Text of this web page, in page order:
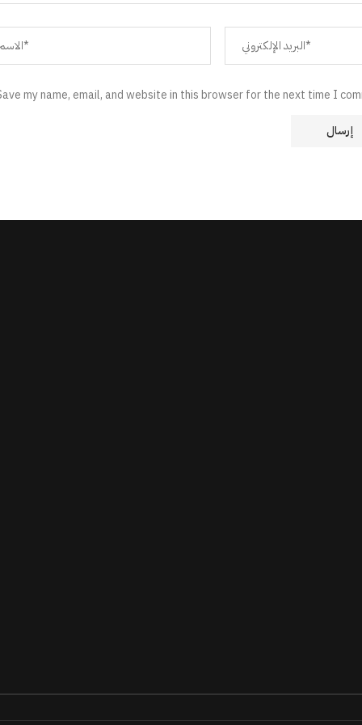
my name, email, and website in this browser for the next time I